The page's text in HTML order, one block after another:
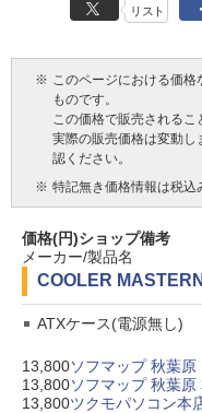
リスト
※ このページにおける価
ものです。
この価格で販売されるこ
実際の販売価格は変動し
認ください。
※ 特記無き価格情報は税込
価格(円)ショップ備考
メーカー/製品名
COOLER MASTER
ATXケース(電源無し)
13,800ソフマップ 秋葉
13,800ソフマップ 秋葉原
13,800ツクモパソコン本